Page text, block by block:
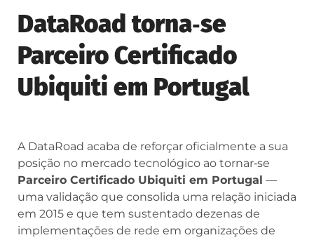
DataRoad torna‑se
Parceiro Certificado
Ubiquiti em Portugal
A DataRoad acaba de reforçar oficialmente a sua
posição no mercado tecnológico ao tornar‑se
Parceiro Certificado Ubiquiti em Portugal —
uma validação que consolida uma relação iniciada
em 2015 e que tem sustentado dezenas de
implementações de rede em organizações de